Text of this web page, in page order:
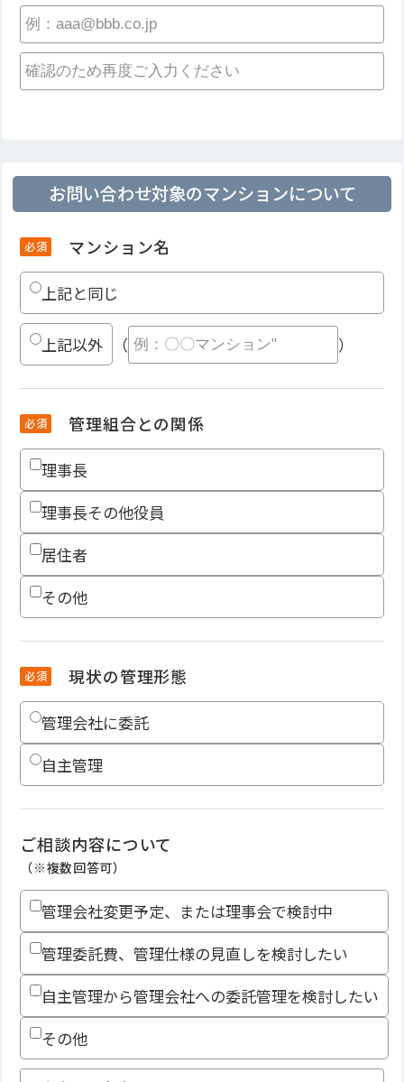
エントリーフォーム
ここで働くこと​
不動産仲介業者の方
CONTACT
お問い合わせ対象のマンションについて
マンション名
必須
上記と同じ
上記以外 （ ）
管理組合との関係
必須
理事長
理事長その他役員
居住者
その他
現状の管理形態
必須
管理会社に委託
自主管理
ご相談内容について
（※複数回答可）
管理会社変更予定、または理事会で検討中
管理委託費、管理仕様の見直しを検討したい
自主管理から管理会社への委託管理を検討したい
その他